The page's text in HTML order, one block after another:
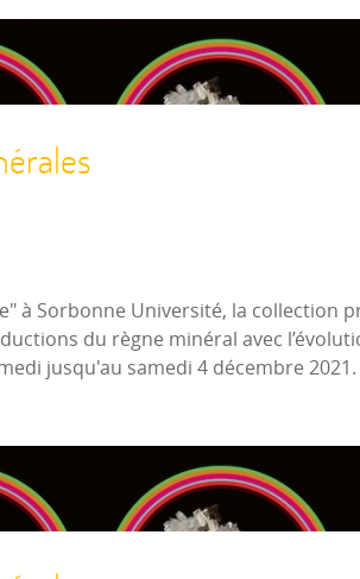
à Sorbonne Université, la collection
du règne minéral avec
jusqu'au samedi 4 décembre 2021.